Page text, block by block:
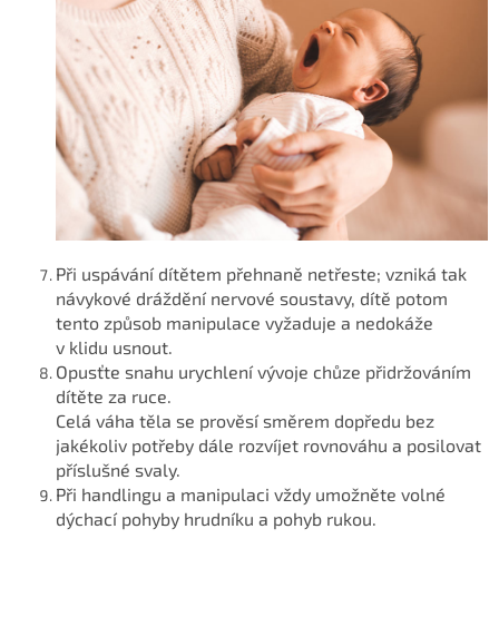
Při uspávání dítětem přehnaně netřeste; vzniká tak
návykové dráždění nervové soustavy, dítě potom
tento způsob manipulace vyžaduje a nedokáže
v klidu usnout.
Opusťte snahu urychlení vývoje chůze přidržováním
dítěte za ruce.
Celá váha těla se prověsí směrem dopředu bez
jakékoliv potřeby dále rozvíjet rovnováhu a posilovat
příslušné svaly.
Při handlingu a manipulaci vždy umožněte volné
dýchací pohyby hrudníku a pohyb rukou.